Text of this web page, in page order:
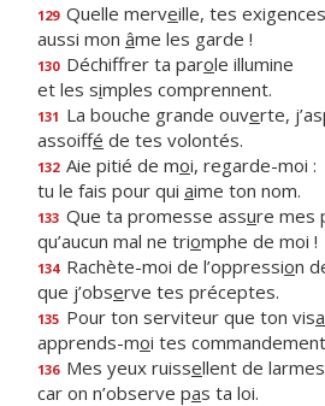
129 Quelle merveille, tes
aussi mon âme les garde !
130 Déchiffrer ta parole illumine
et les simples comprennent.
131 La bouche grande ouverte,
assoiffé de tes volontés.
132 Aie pitié de moi, regarde-moi :
tu le fais pour qui aime ton nom.
133 Que ta promesse assure mes
qu’aucun mal ne triomphe de moi !
134 Rachète-moi de l’oppression
que j’observe tes préceptes.
135 Pour ton serviteur que ton visa
apprends-moi tes
136 Mes yeux ruissellent de larmes
car on n’observe pas ta loi.